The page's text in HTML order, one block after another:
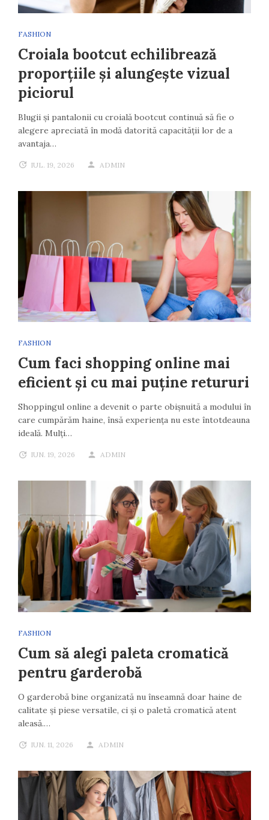
FASHION
Croiala bootcut echilibrează
proporțiile și alungește vizual
piciorul
Blugii și pantalonii cu croială bootcut continuă să fie o
alegere apreciată în modă datorită capacității lor de a
avantaja…
IUL. 19, 2026 ADMIN
FASHION
Cum faci shopping online mai
eficient și cu mai puține retururi
Shoppingul online a devenit o parte obișnuită a modului în
care cumpărăm haine, însă experiența nu este întotdeauna
ideală. Mulți…
IUN. 19, 2026 ADMIN
FASHION
Cum să alegi paleta cromatică
pentru garderobă
O garderobă bine organizată nu înseamnă doar haine de
calitate și piese versatile, ci și o paletă cromatică atent
aleasă.…
IUN. 11, 2026 ADMIN